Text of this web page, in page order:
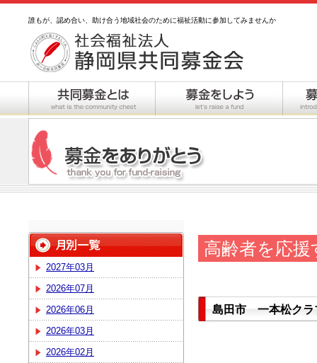
誰もが、認め合い、助け合う地域社会のために福祉活動に参加してみませんか
2027年03月
2026年07月
2026年06月
2026年03月
2026年02月
高齢者を応
島田市 一本松クラ